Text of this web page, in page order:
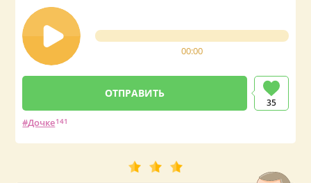
00:00
35
Дочке141